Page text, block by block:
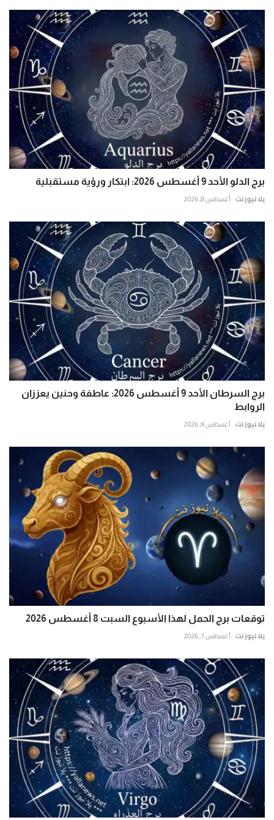
برج الدلو الأحد 9 أغسطس 2026: ابتكار ورؤية مستقبلية
يلا نيوز نت أغسطس 8, 2026
برج السرطان الأحد 9 أغسطس 2026: عاطفة وحنين يعززان
الروابط
يلا نيوز نت أغسطس 8, 2026
توقعات برج الحمل لهذا الأسبوع السبت 8 أغسطس 2026
يلا نيوز نت أغسطس 7, 2026